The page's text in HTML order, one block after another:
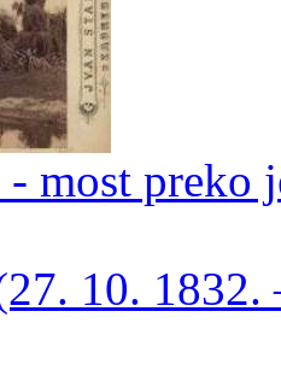
most preko
10. 1832.